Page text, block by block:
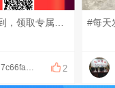
天天签到，领取专属福利
2
#每天